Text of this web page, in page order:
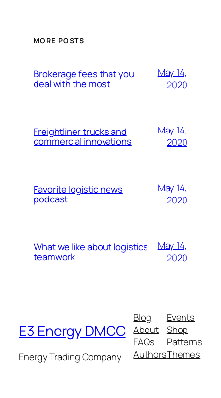
MORE POSTS
Brokerage fees that you
deal with the most
May 14,
2020
Freightliner trucks and
commercial innovations
May 14,
2020
Favorite logistic news
podcast
May 14,
2020
What we like about logistics
teamwork
May 14,
2020
E3 Energy DMCC
Energy Trading Company
Blog
About
FAQs
Authors
Events
Shop
Patterns
Themes